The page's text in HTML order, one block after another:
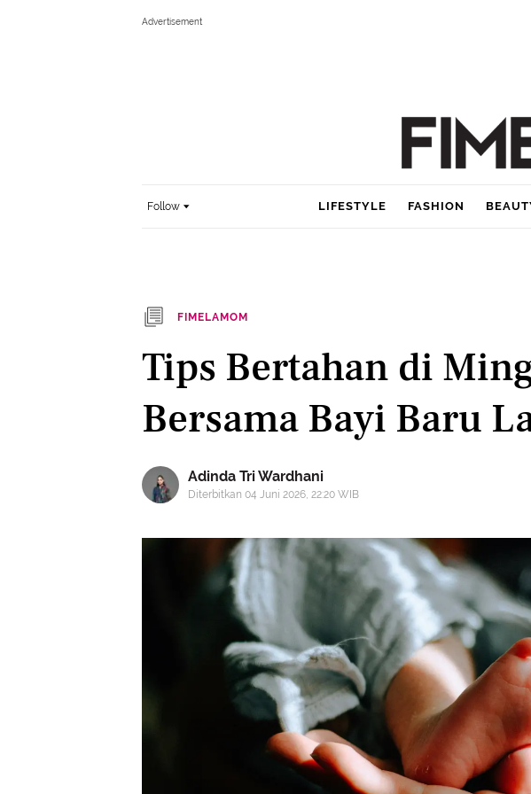
Follow LIFESTYLE FASHION
FIMELAMOM
Tips Bertahan di
Bersama Bayi Baru
Adinda Tri Wardhani
Diterbitkan 04 Juni 2026, 22:20 WIB